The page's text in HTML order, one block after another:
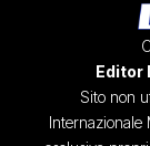
Editor
Sito non
Internazionale